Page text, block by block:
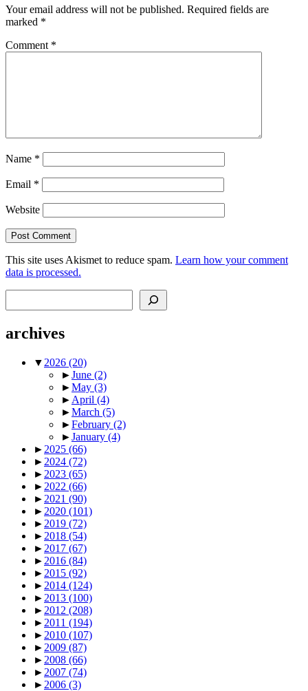
Center
Your email address will not be published. Required fields are
marked *
Comment *
Name *
Email *
Website
This site uses Akismet to reduce spam. Learn how your comment
data is processed.
archives
▼ 2026 (20)
►June (2)
►May (3)
► April (4)
►March (5)
►February (2)
►January (4)
► 2025 (66)
► 2024 (72)
► 2023 (65)
► 2022 (66)
► 2021 (90)
► 2020 (101)
► 2019 (72)
► 2018 (54)
► 2017 (67)
► 2016 (84)
► 2015 (92)
► 2014 (124)
► 2013 (100)
► 2012 (208)
► 2011 (194)
► 2010 (107)
► 2009 (87)
► 2008 (66)
► 2007 (74)
► 2006 (3)